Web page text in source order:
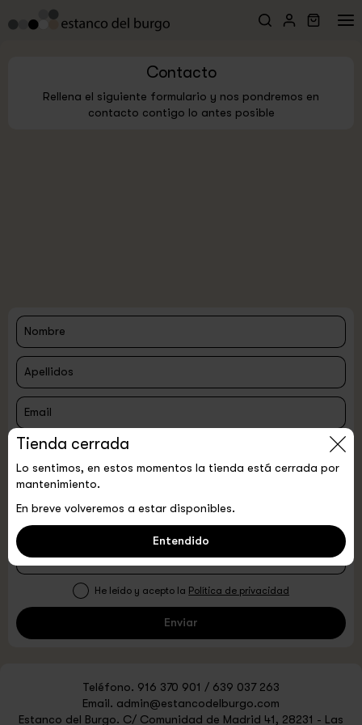
Contacto
Rellena el siguiente formulario y nos pondremos en
contacto contigo lo antes posible
Nombre
Apellidos
Email
Teléfono
He leído y acepto la Política de privacidad
Enviar
Teléfono. 916 370 901 / 639 037 263
Email. admin@estancodelburgo.com
Estanco del Burgo. C/ Comunidad de Madrid 41, 28231 - Las
Tienda cerrada
Lo sentimos, en estos momentos la tienda está cerrada por
mantenimiento.
En breve volveremos a estar disponibles.
Entendido